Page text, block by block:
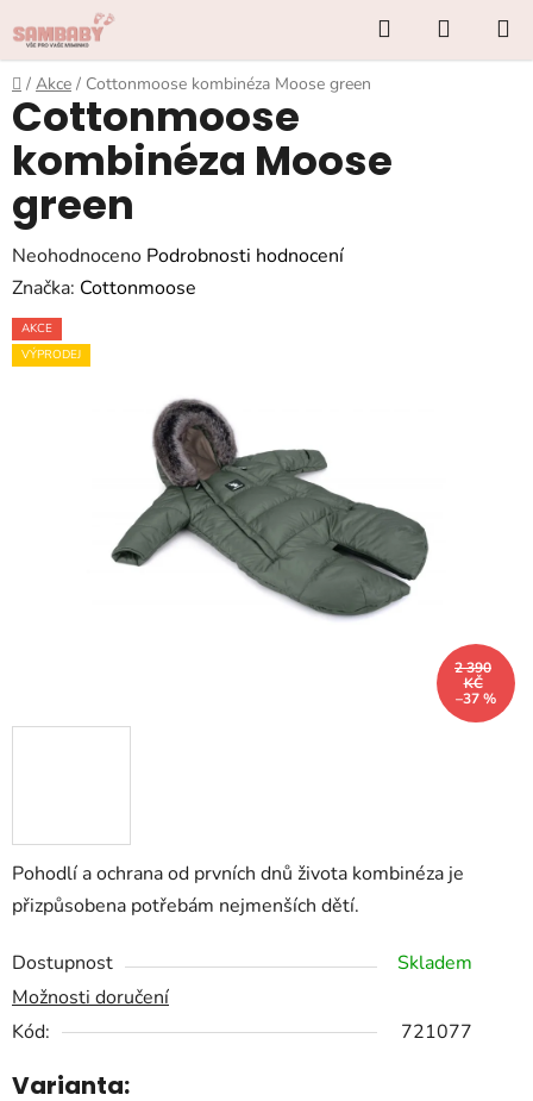
na
obsah
Hledat
KOŠÍK
Domů
/ Akce / Cottonmoose kombinéza Moose green
Pohodlí a ochrana od prvních dnů života kombinéza je
přizpůsobena potřebám nejmenších dětí.
Dostupnost
Skladem
Možnosti doručení
Kód:
721077
Varianta:
Cottonmoose
kombinéza Moose
green
Průměrné
hodnocení
produktu
je
Neohodnoceno Podrobnosti hodnocení
Značka: Cottonmoose
AKCE
VÝPRODEJ
2 390
KČ
–37 %